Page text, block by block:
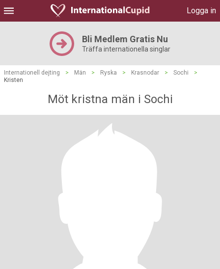
Logga in
Bli Medlem Gratis Nu
Träffa internationella singlar
Internationell dejting > Män > Ryska > Krasnodar > Sochi
>
Kristen
Möt kristna män i Sochi